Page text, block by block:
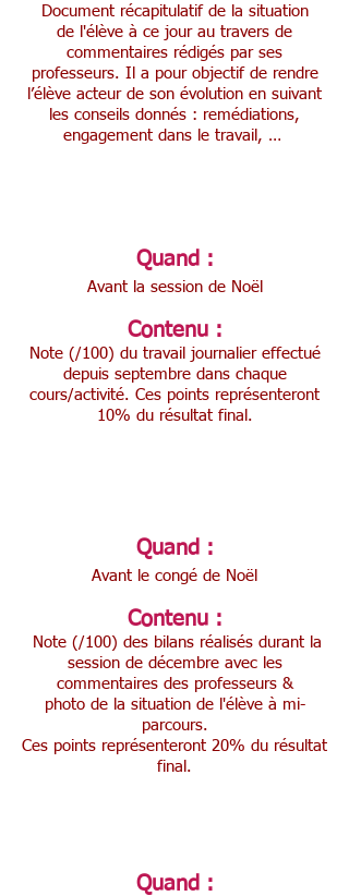
Document récapitulatif de la situation
de l'élève à ce jour au travers de
commentaires rédigés par ses
professeurs. Il a pour objectif de rendre
l’élève acteur de son évolution en suivant
les conseils donnés : remédiations,
engagement dans le travail, …
Quand :
Avant la session de Noël
Contenu :
Note (/100) du travail journalier effectué
depuis septembre dans chaque
cours/activité. Ces points représenteront
10% du résultat final.
Quand :
Avant le congé de Noël
Contenu :
Note (/100) des bilans réalisés durant la
session de décembre avec les
commentaires des professeurs &
photo de la situation de l'élève à mi-
parcours.
Ces points représenteront 20% du résultat
final.
Quand :